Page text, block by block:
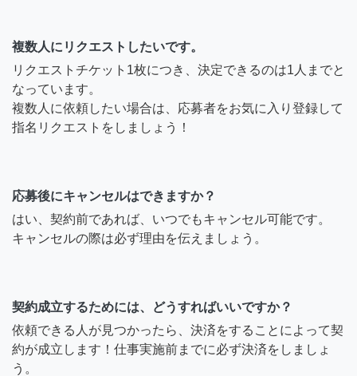
複数人にリクエストしたいです。
リクエストチケット1枚につき、決定できるのは1人までと
なっています。
複数人に依頼したい場合は、応募者をお気に入り登録して
指名リクエストをしましょう！
応募後にキャンセルはできますか？
はい、契約前であれば、いつでもキャンセル可能です。
キャンセルの際は必ず理由を伝えましょう。
契約成立するためには、どうすればいいですか？
依頼できる人が見つかったら、決済をすることによって契
約が成立します！仕事実施前までに必ず決済をしましょ
う。